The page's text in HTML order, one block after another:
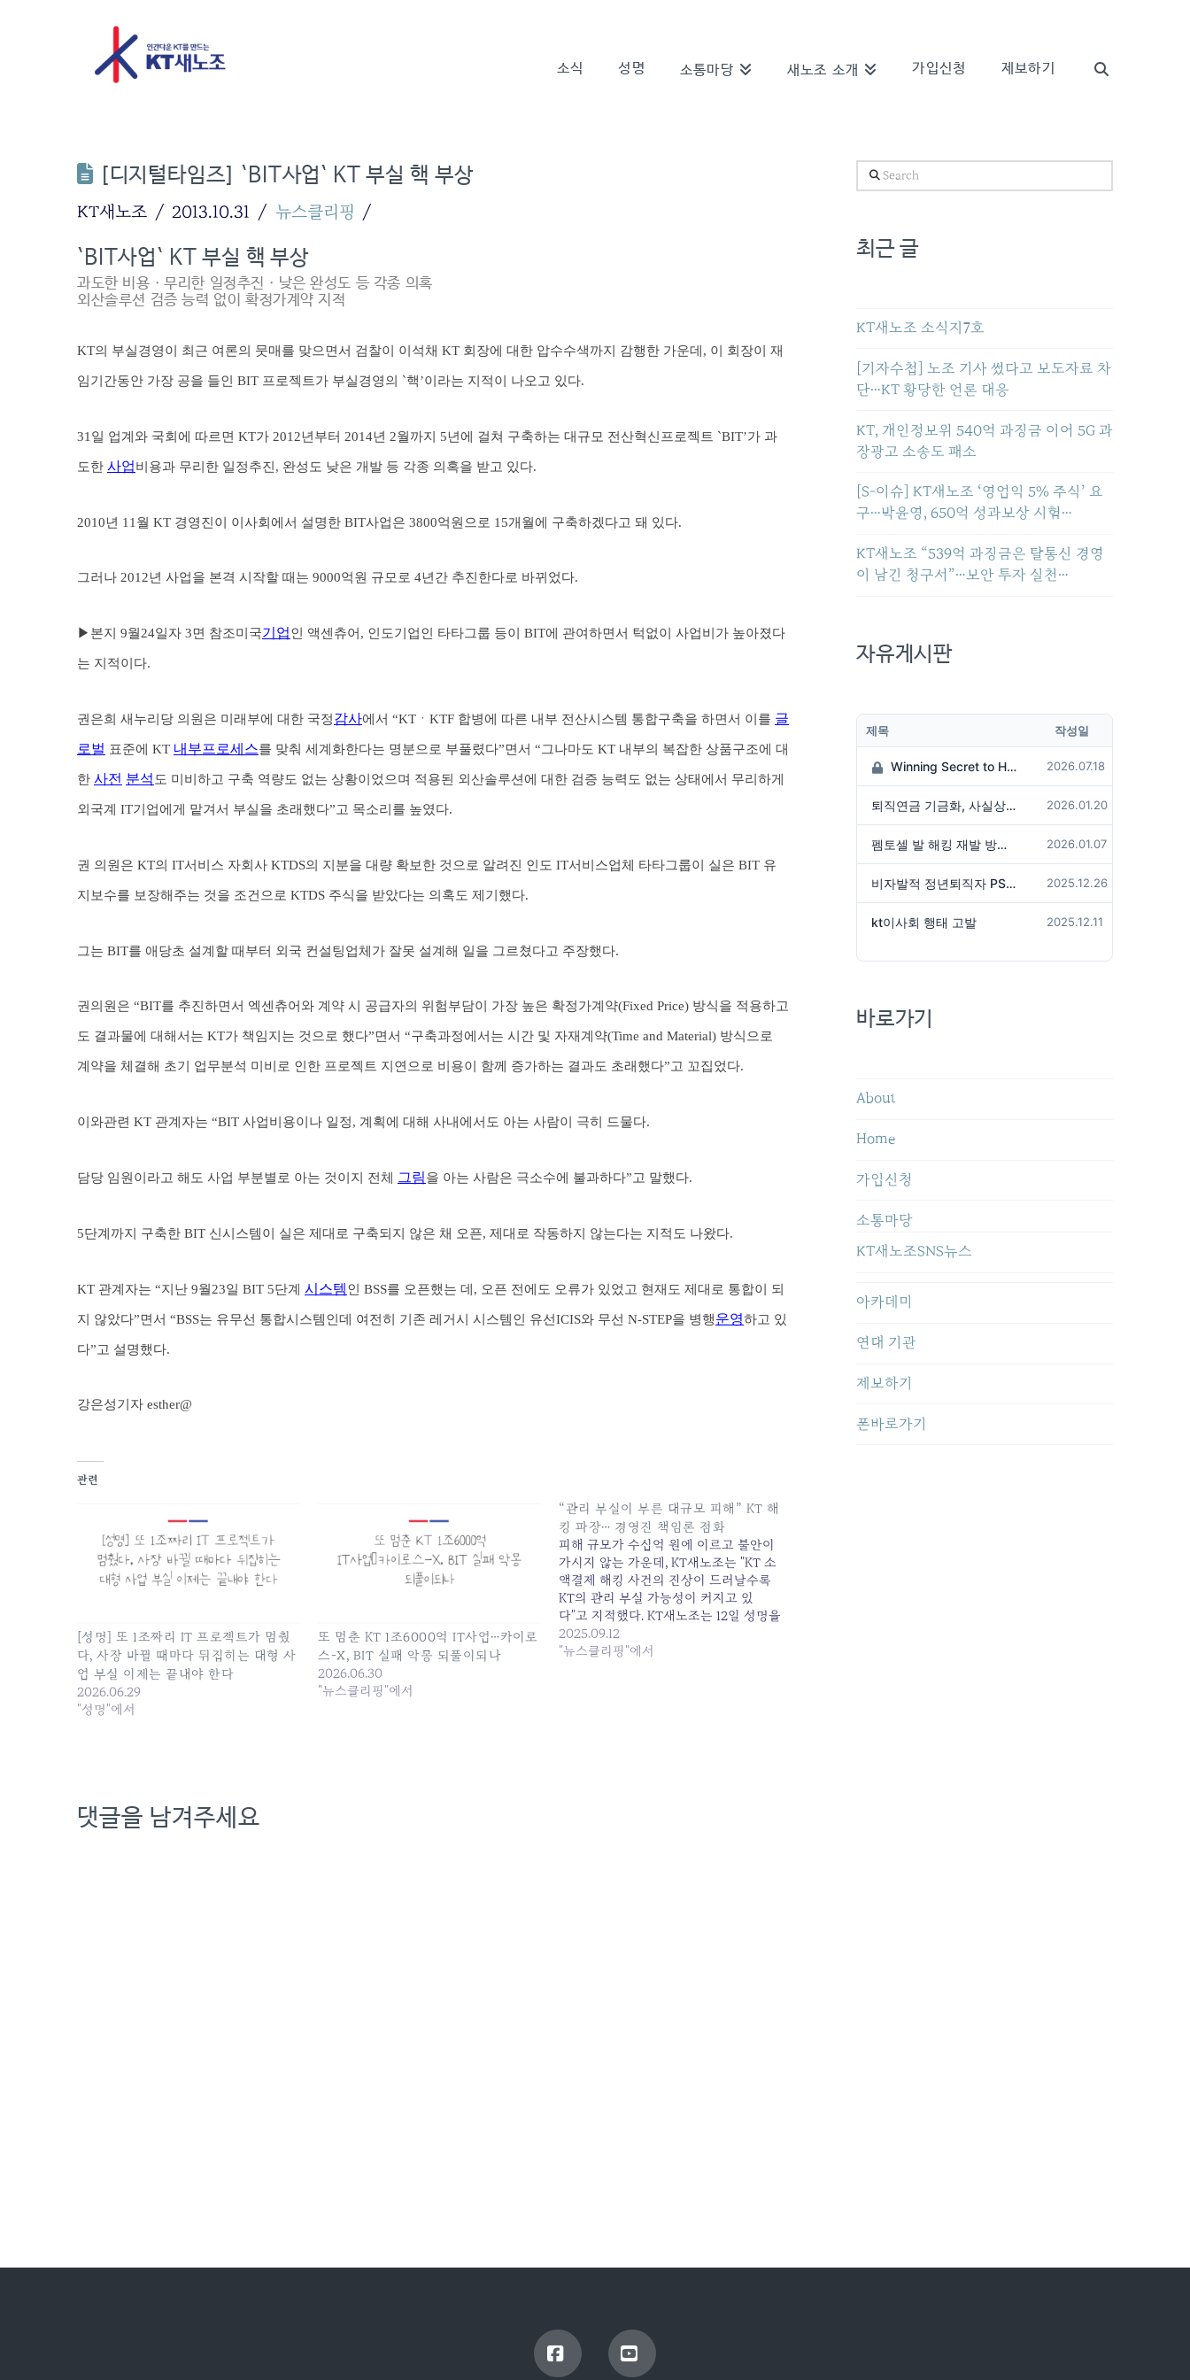
소식 성명 소통마당 새노조 소개 가입신청 제보하기
[디지털타임즈] `BIT사업` KT 부실 핵 부상
KT새노조 2013.10.31 뉴스클리핑
`BIT사업` KT 부실 핵 부상
과도한 비용ㆍ무리한 일정추진ㆍ낮은 완성도 등 각종 의혹
외산솔루션 검증 능력 없이 확정가계약 지적
KT의 부실경영이 최근 여론의 뭇매를 맞으면서 검찰이 이석채 KT 회장에 대한 압수수색까지 감행한 가운데, 이 회장이 재
임기간동안 가장 공을 들인 BIT 프로젝트가 부실경영의 `핵’이라는 지적이 나오고 있다.
31일 업계와 국회에 따르면 KT가 2012년부터 2014년 2월까지 5년에 걸쳐 구축하는 대규모 전산혁신프로젝트 `BIT’가 과
도한 사업비용과 무리한 일정추진, 완성도 낮은 개발 등 각종 의혹을 받고 있다.
2010년 11월 KT 경영진이 이사회에서 설명한 BIT사업은 3800억원으로 15개월에 구축하겠다고 돼 있다.
그러나 2012년 사업을 본격 시작할 때는 9000억원 규모로 4년간 추진한다로 바뀌었다.
▶본지 9월24일자 3면 참조미국기업인 액센츄어, 인도기업인 타타그룹 등이 BIT에 관여하면서 턱없이 사업비가 높아졌다
는 지적이다.
권은희 새누리당 의원은 미래부에 대한 국정감사에서 “KTㆍKTF 합병에 따른 내부 전산시스템 통합구축을 하면서 이를 글
로벌 표준에 KT 내부프로세스를 맞춰 세계화한다는 명분으로 부풀렸다”면서 “그나마도 KT 내부의 복잡한 상품구조에 대
한 사전 분석 도 미비하고 구축 역량도 없는 상황이었으며 적용된 외산솔루션에 대한 검증 능력도 없는 상태에서 무리하게
외국계 IT기업에게 맡겨서 부실을 초래했다”고 목소리를 높였다.
권 의원은 KT의 IT서비스 자회사 KTDS의 지분을 대량 확보한 것으로 알려진 인도 IT서비스업체 타타그룹이 실은 BIT 유
지보수를 보장해주는 것을 조건으로 KTDS 주식을 받았다는 의혹도 제기했다.
그는 BIT를 애당초 설계할 때부터 외국 컨설팅업체가 잘못 설계해 일을 그르쳤다고 주장했다.
권의원은 “BIT를 추진하면서 엑센츄어와 계약 시 공급자의 위험부담이 가장 높은 확정가계약(Fixed Price) 방식을 적용하고
도 결과물에 대해서는 KT가 책임지는 것으로 했다”면서 “구축과정에서는 시간 및 자재계약(Time and Material) 방식으로
계약을 체결해 초기 업무분석 미비로 인한 프로젝트 지연으로 비용이 함께 증가하는 결과도 초래했다”고 꼬집었다.
이와관련 KT 관계자는 “BIT 사업비용이나 일정, 계획에 대해 사내에서도 아는 사람이 극히 드물다.
담당 임원이라고 해도 사업 부분별로 아는 것이지 전체 그림을 아는 사람은 극소수에 불과하다”고 말했다.
5단계까지 구축한 BIT 신시스템이 실은 제대로 구축되지 않은 채 오픈, 제대로 작동하지 않는다는 지적도 나왔다.
KT 관계자는 “지난 9월23일 BIT 5단계 시스템인 BSS를 오픈했는 데, 오픈 전에도 오류가 있었고 현재도 제대로 통합이 되
지 않았다”면서 “BSS는 유무선 통합시스템인데 여전히 기존 레거시 시스템인 유선ICIS와 무선 N-STEP을 병행운영하고 있
다”고 설명했다.
강은성기자 esther@
관련
[성명] 또 1조짜리 IT 프로젝트가 멈췄
다, 사장 바뀔 때마다 뒤집히는 대형 사
업 부실 이제는 끝내야 한다
2026.06.29
"성명"에서
또 멈춘 KT 1조6000억 IT사업…카이로
스-X, BIT 실패 악몽 되풀이되나
2026.06.30
"뉴스클리핑"에서
“관리 부실이 부른 대규모 피해” KT 해
킹 파장… 경영진 책임론 점화
피해 규모가 수십억 원에 이르고 불안이
가시지 않는 가운데, KT새노조는 "KT 소
액결제 해킹 사건의 진상이 드러날수록
KT의 관리 부실 가능성이 커지고 있
다"고 지적했다. KT새노조는 12일 성명을
발표, 이번 사태의 근본... 원본 기사: "관
리 부실이 부른 대규모 피해" KT 해킹 파
2025.09.12
"뉴스클리핑"에서
댓글을 남겨주세요
Search
최근 글
KT새노조 소식지7호
[기자수첩] 노조 기사 썼다고 보도자료 차
단…KT 황당한 언론 대응
KT, 개인정보위 540억 과징금 이어 5G 과
장광고 소송도 패소
[S-이슈] KT새노조 ‘영업익 5% 주식’ 요
구…박윤영, 650억 성과보상 시험…
KT새노조 “539억 과징금은 탈통신 경영
이 남긴 청구서”…보안 투자 실천…
자유게시판
제목 작성일
Winning Secret to Hit the Jackpot! 2026.07.18
퇴직연금 기금화, 사실상 국가가 관리하겠다는 것인가? 2026.01.20
펨토셀 발 해킹 재발 방지 위해서는 2026.01.07
비자발적 정년퇴직자 PS성과급 미지급은 임금체불 아닌가? 2025.12.26
kt이사회 행태 고발 2025.12.11
바로가기
About
Home
가입신청
소통마당
KT새노조SNS뉴스
아카데미
연대 기관
제보하기
폰바로가기